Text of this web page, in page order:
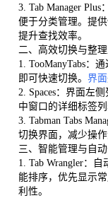
3. Tab Manager
便于分类管理。提
提升查找效率。
二、高效切换与整
1. TooManyTabs：
即可快速切换。 界面
2. Spaces：界面左
中窗口的详细标签
3. Tabman Tabs
切换界面，减少操作
三、智能管理与自
1. Tab Wrangler：
能排序，优先显示
利性。